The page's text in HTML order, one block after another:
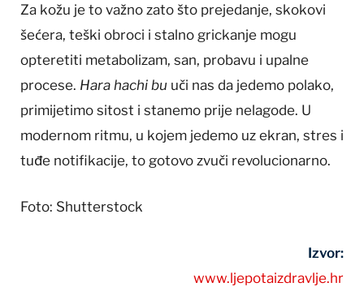
Za kožu je to važno zato što prejedanje, skokovi
šećera, teški obroci i stalno grickanje mogu
opteretiti metabolizam, san, probavu i upalne
procese. Hara hachi bu uči nas da jedemo polako,
primijetimo sitost i stanemo prije nelagode. U
modernom ritmu, u kojem jedemo uz ekran, stres i
tuđe notifikacije, to gotovo zvuči revolucionarno.
Foto: Shutterstock
Izvor:
www.ljepotaizdravlje.hr